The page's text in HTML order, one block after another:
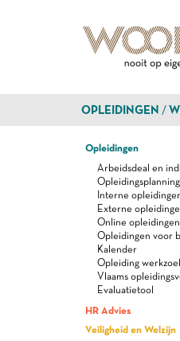
OPLEIDINGEN
Opleidingen
Arbeidsdeal en
Opleidingsplanning
Interne
Externe
Online opleidingen
Opleidingen voor
Kalender
Opleiding
Vlaams
Evaluatietool
HR Advies
Veiligheid en Welzijn